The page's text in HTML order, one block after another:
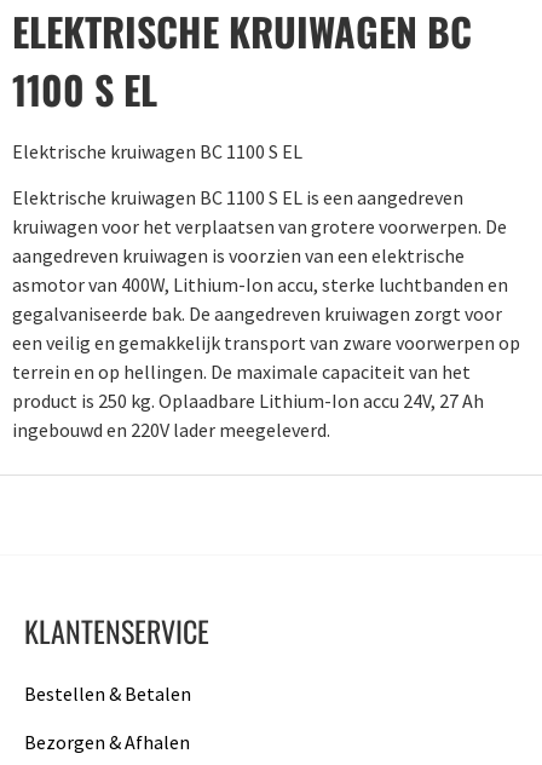
ELEKTRISCHE KRUIWAGEN BC
1100 S EL
Elektrische kruiwagen BC 1100 S EL
Elektrische kruiwagen BC 1100 S EL is een aangedreven
kruiwagen voor het verplaatsen van grotere voorwerpen. De
aangedreven kruiwagen is voorzien van een elektrische
asmotor van 400W, Lithium-Ion accu, sterke luchtbanden en
gegalvaniseerde bak. De aangedreven kruiwagen zorgt voor
een veilig en gemakkelijk transport van zware voorwerpen op
terrein en op hellingen. De maximale capaciteit van het
product is 250 kg. Oplaadbare Lithium-Ion accu 24V, 27 Ah
ingebouwd en 220V lader meegeleverd.
KLANTENSERVICE
Bestellen & Betalen
Bezorgen & Afhalen